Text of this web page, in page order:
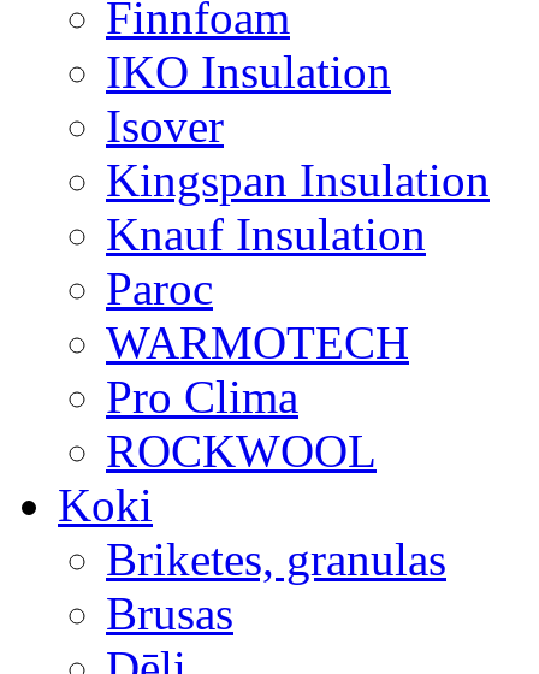
Finnfoam
IKO Insulation
Isover
Kingspan Insulation
Knauf Insulation
Paroc
WARMOTECH
Pro Clima
ROCKWOOL
Koki
Briketes, granulas
Brusas